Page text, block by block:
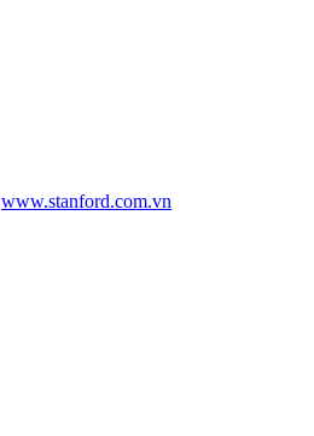
www.stanford.com.vn